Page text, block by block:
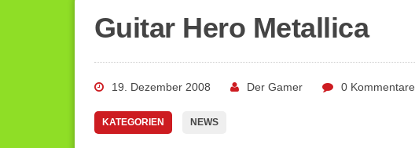
Guitar Hero Metallica
19. Dezember 2008 Der Gamer 0 Kommentare
KATEGORIEN NEWS